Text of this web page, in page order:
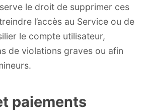
le droit de supprimer ces
l’accès au Service ou de
le compte utilisateur,
de violations graves ou afin
paiements